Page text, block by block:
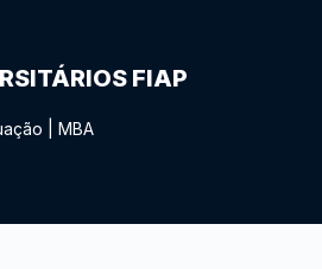
FIAP
MBA